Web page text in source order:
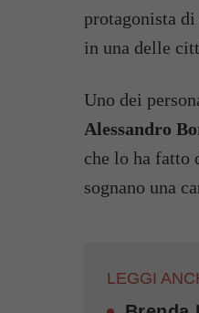
protagonista
in una delle
Uno dei
Alessandro
che lo ha fatto
sognano una
LEGGI